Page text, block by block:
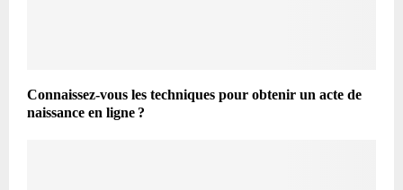
Connaissez-vous les techniques pour obtenir un acte de
naissance en ligne ?